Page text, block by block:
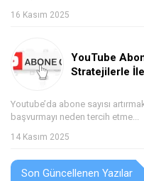
16 Kasım 2025
YouTube
Stratejilerle
Youtube’da abone sayısı
başvurmayı neden tercih etme...
14 Kasım 2025
Son Güncellenen Yazılar